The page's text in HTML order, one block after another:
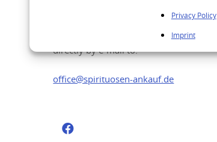
Privacy Policy
Imprint
You would like to sell your high quality
spirits? Feel free to send us your enquiry
directly by e-mail to:
office@spirituosen-ankauf.de